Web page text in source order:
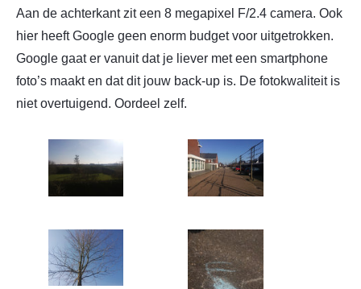
Aan de achterkant zit een 8 megapixel F/2.4 camera. Ook
hier heeft Google geen enorm budget voor uitgetrokken.
Google gaat er vanuit dat je liever met een smartphone
foto’s maakt en dat dit jouw back-up is. De fotokwaliteit is
niet overtuigend. Oordeel zelf.